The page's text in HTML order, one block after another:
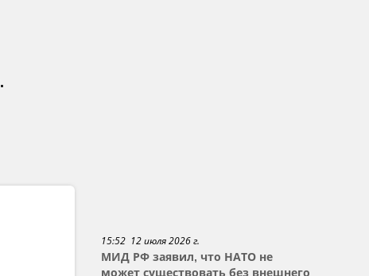
.
15:52 12 июля 2026 г.
МИД РФ заявил, что НАТО не
может существовать без внешнего